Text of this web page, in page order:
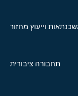
וייעוץ מחזור
תחבורה ציבורית